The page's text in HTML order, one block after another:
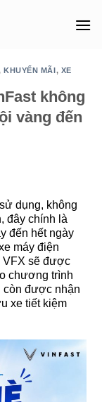
KHUYẾN MÃI, XE
không
vàng đến
dụng, không
đây chính là
đến hết ngày
máy điện
VFX sẽ được
chương trình
còn được nhận
xe tiết kiệm